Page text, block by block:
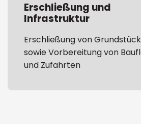
Erschließung und
Infrastruktur
Erschließung von
sowie Vorbereitung von
und Zufahrten